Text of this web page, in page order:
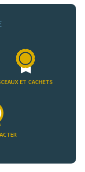
ET CACHETS